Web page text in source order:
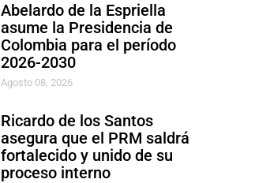
Abelardo de la Espriella
asume la Presidencia de
Colombia para el período
2026-2030
Agosto 08, 2026
Ricardo de los Santos
asegura que el PRM saldrá
fortalecido y unido de su
proceso interno